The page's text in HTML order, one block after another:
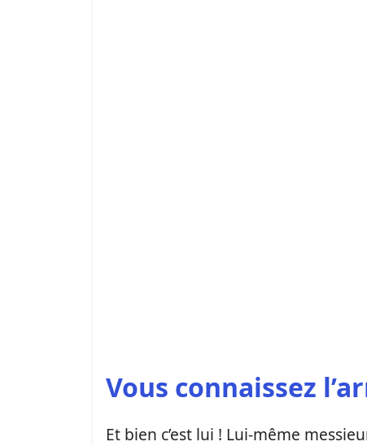
Vous connaissez
Et bien c’est lui ! Lui-même